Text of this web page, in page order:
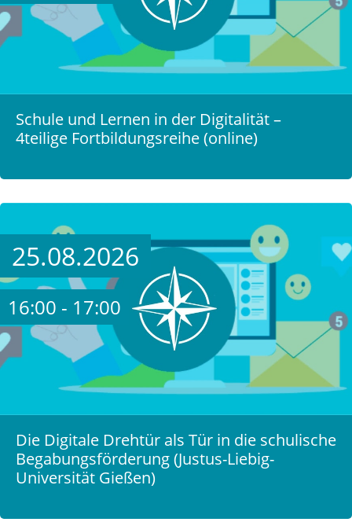
Schule und Lernen in der Digitalität –
4teilige Fortbildungsreihe (online)
25.08.2026
16:00 - 17:00
Die Digitale Drehtür als Tür in die schulische
Begabungsförderung (Justus-Liebig-
Universität Gießen)